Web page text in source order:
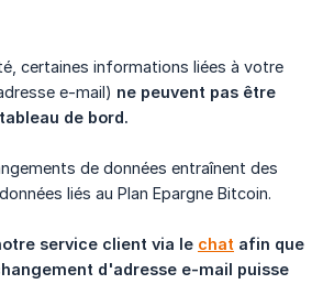
certaines informations liées à votre
e-mail) ne peuvent pas être
de bord.
de données entraînent des
liés au Plan Epargne Bitcoin.
service client via le chat afin que
d'adresse e-mail puisse